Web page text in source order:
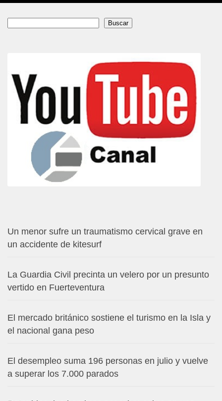
Buscar
Un menor sufre un traumatismo cervical grave en
un accidente de kitesurf
La Guardia Civil precinta un velero por un presunto
vertido en Fuerteventura
El mercado británico sostiene el turismo en la Isla y
el nacional gana peso
El desempleo suma 196 personas en julio y vuelve
a superar los 7.000 parados